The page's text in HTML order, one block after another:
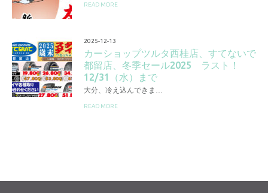
READ MORE
2025-12-13
カーショップツルタ西桂店、すてないで
都留店、冬季セール2025 ラスト！
12/31（水）まで
大分、冷え込んできま…
READ MORE